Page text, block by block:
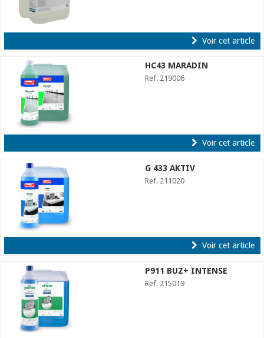
Voir cet article
HC43 MARADIN
Ref. 219006
Voir cet article
G 433 AKTIV
Ref. 211020
Voir cet article
P911 BUZ+ INTENSE
Ref. 215019